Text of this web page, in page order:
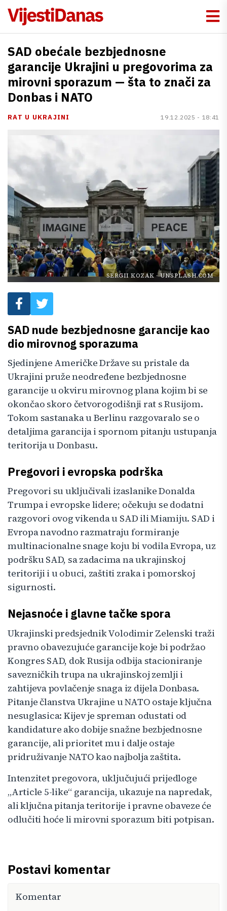
SAD obećale bezbjednosne
garancije Ukrajini u pregovorima za
mirovni sporazum — šta to znači za
Donbas i NATO
RAT U UKRAJINI 19.12.2025 - 18:41
SERGII KOZAK -UNSPLASH.COM
SAD nude bezbjednosne garancije kao
dio mirovnog sporazuma
Sjedinjene Američke Države su pristale da
Ukrajini pruže neodređene bezbjednosne
garancije u okviru mirovnog plana kojim bi se
okončao skoro četvorogodišnji rat s Rusijom.
Tokom sastanaka u Berlinu razgovaralo se o
detaljima garancija i spornom pitanju ustupanja
teritorija u Donbasu.
Pregovori i evropska podrška
Pregovori su uključivali izaslanike Donalda
Trumpa i evropske lidere; očekuju se dodatni
razgovori ovog vikenda u SAD ili Miamiju. SAD i
Evropa navodno razmatraju formiranje
multinacionalne snage koju bi vodila Evropa, uz
podršku SAD, sa zadacima na ukrajinskoj
teritoriji i u obuci, zaštiti zraka i pomorskoj
sigurnosti.
Nejasnoće i glavne tačke spora
Ukrajinski predsjednik Volodimir Zelenski traži
pravno obavezujuće garancije koje bi podržao
Kongres SAD, dok Rusija odbija stacioniranje
savezničkih trupa na ukrajinskoj zemlji i
zahtijeva povlačenje snaga iz dijela Donbasa.
Pitanje članstva Ukrajine u NATO ostaje ključna
nesuglasica: Kijev je spreman odustati od
kandidature ako dobije snažne bezbjednosne
garancije, ali prioritet mu i dalje ostaje
pridruživanje NATO kao najbolja zaštita.
Intenzitet pregovora, uključujući prijedloge
„Article 5-like“ garancija, ukazuje na napredak,
ali ključna pitanja teritorije i pravne obaveze će
odlučiti hoće li mirovni sporazum biti potpisan.
Postavi komentar